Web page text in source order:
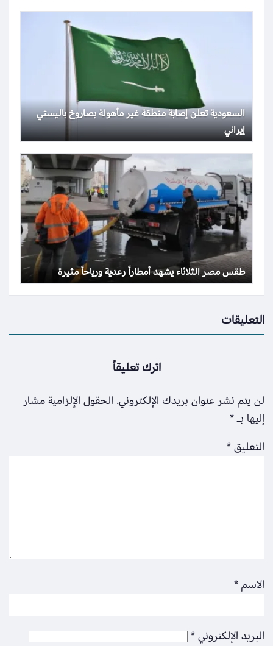
السعودية تعلن إصابة منطقة غير مأهولة بصاروخ باليستي
إيراني
طقس مصر الثلاثاء يشهد أمطاراً رعدية ورياحاً مثيرة
التعليقات
اترك تعليقاً
لن يتم نشر عنوان بريدك الإلكتروني. الحقول الإلزامية مشار
إليها بـ*
التعليق*
الاسم*
البريد الإلكتروني*